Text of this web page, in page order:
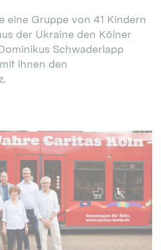
eine Gruppe von 41 Kindern
der Ukraine den Kölner
Schwaderlapp
ihnen den